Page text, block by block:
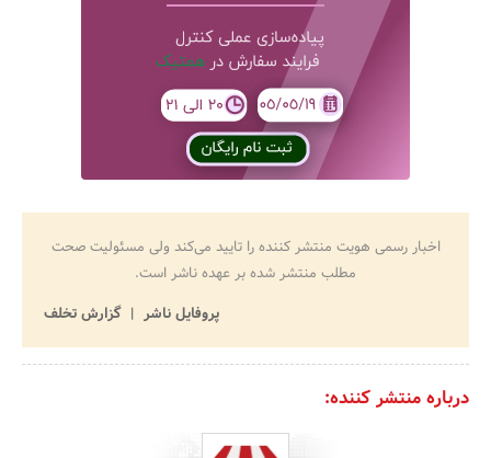
اخبار رسمی هویت منتشر کننده را تایید می‌کند ولی مسئولیت صحت
مطلب منتشر شده بر عهده ناشر است.
پروفایل ناشر
گزارش تخلف
درباره منتشر کننده: